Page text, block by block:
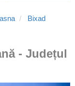
Bixad
- Județul